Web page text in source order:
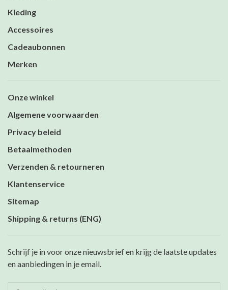
Kleding
Accessoires
Cadeaubonnen
Merken
Onze winkel
Algemene voorwaarden
Privacy beleid
Betaalmethoden
Verzenden & retourneren
Klantenservice
Sitemap
Shipping & returns (ENG)
Schrijf je in voor onze nieuwsbrief en krijg de laatste updates
en aanbiedingen in je email.